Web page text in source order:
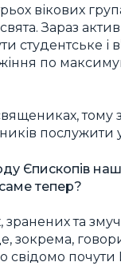
вікових
Зараз
студентське і
по
Єпископів
тепер?
та
зокрема,
свідомо